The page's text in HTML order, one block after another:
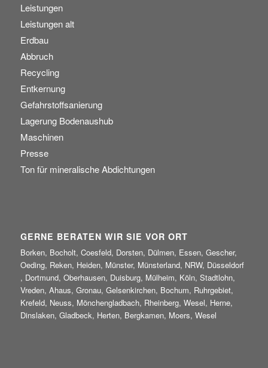
Leistungen
Leistungen alt
Erdbau
Abbruch
Recycling
Entkernung
Gefahrstoffsanierung
Lagerung Bodenaushub
Maschinen
Presse
Ton für mineralische Abdichtungen
GERNE BERATEN WIR SIE VOR ORT
Borken, Bocholt, Coesfeld, Dorsten, Dülmen, Essen, Gescher,
Oeding, Reken, Heiden, Münster, Münsterland, NRW, Düsseldorf
, Dortmund, Oberhausen, Duisburg, Mülheim, Köln, Stadtlohn,
Vreden, Ahaus, Gronau, Gelsenkirchen, Bochum, Ruhrgebiet,
Krefeld, Neuss, Mönchengladbach, Rheinberg, Wesel, Herne,
Dinslaken, Gladbeck, Herten, Bergkamen, Moers, Wesel